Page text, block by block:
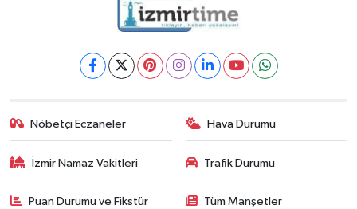
Nöbetçi Eczaneler Hava Durumu
İzmir Namaz Vakitleri Trafik Durumu
Puan Durumu ve Fikstür Tüm Manşetler